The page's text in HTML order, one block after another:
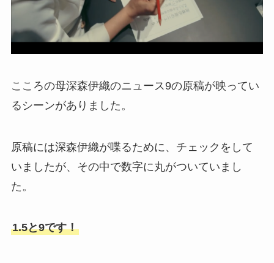
こころの母深森伊織のニュース9の原稿が映ってい
るシーンがありました。
原稿には深森伊織が喋るために、チェックをして
いましたが、その中で数字に丸がついていまし
た。
1.5と9です！